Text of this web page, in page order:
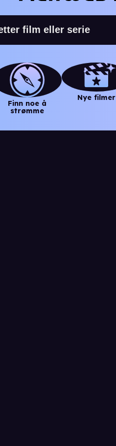
Finn noe å
strømme
Nye filmer